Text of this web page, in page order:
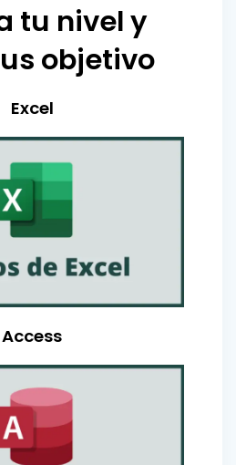
tu nivel y
objetivo
Excel
Access